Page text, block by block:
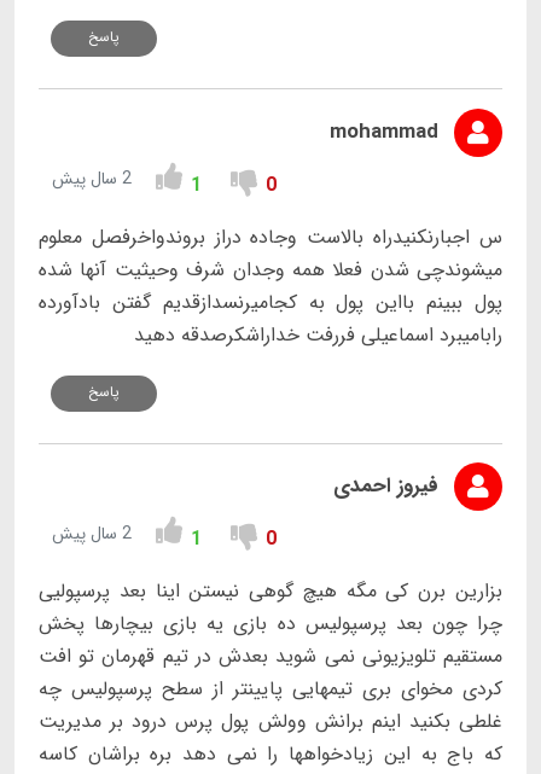
پاسخ
mohammad
0
1 2 سال پیش
س اجبارنکنیدراه بالاست وجاده دراز بروندواخرفصل معلوم
میشوندچی شدن فعلا همه وجدان شرف وحیثیت آنها شده
پول ببینم بااین پول به کجامیرنسدازقدیم گفتن بادآورده
رابامیبرد اسماعیلی فررفت خداراشکرصدقه دهید
پاسخ
فیروز احمدی
0
1 2 سال پیش
بزارین برن کی مگه هیچ گوهی نیستن اینا بعد پرسپولیی
چرا چون بعد پرسپولیس ده بازی یه بازی بیچارها پخش
مستقیم تلویزیونی نمی شوید بعدش در تیم قهرمان تو افت
کردی مخوای بری تیمهایی پایینتر از سطح پرسپولیس چه
غلطی بکنید اینم برانش وولش پول پرس درود بر مدیریت
که باج به این زیادخواهها را نمی دهد بره براشان کاسه